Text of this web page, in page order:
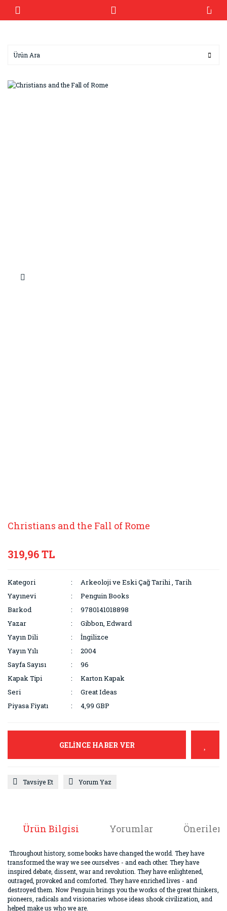
Christians and the Fall of Rome
319,96 TL
Kategori Arkeoloji ve Eski Çağ Tarihi,Tarih
Yayınevi
Penguin Books
Barkod
9780141018898
Yazar
Gibbon, Edward
Yayın Dili
İngilizce
Yayın Yılı
2004
Sayfa Sayısı
96
Kapak Tipi
Karton Kapak
Seri
Great Ideas
Piyasa Fiyatı
4,99 GBP
GELİNCE HABER VER
Tavsiye Et Yorum Yaz
Ürün Bilgisi Yorumlar
Throughout history, some books have changed the world. They have
transformed the way we see ourselves - and each other. They have
inspired debate, dissent, war and revolution. They have enlightened,
outraged, provoked and comforted. They have enriched lives - and
destroyed them. Now Penguin brings you the works of the great thinkers,
pioneers, radicals and visionaries whose ideas shook civilization, and
helped make us who we are.